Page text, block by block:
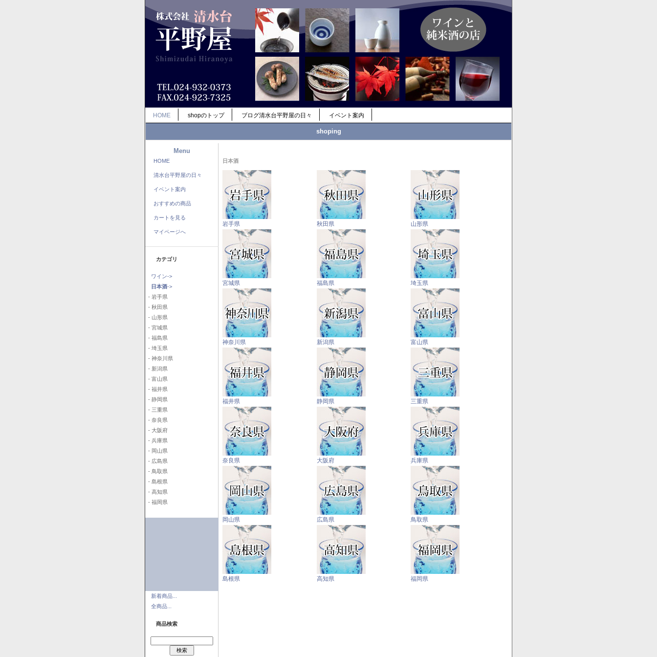
HOME shopのトップ ブログ清水台平野屋の日々 イベント案内
shoping
Menu
HOME
清水台平野屋の日々
イベント案内
おすすめの商品
カートを見る
マイページへ
カテゴリ
ワイン->
日本酒->
- 岩手県
- 秋田県
- 山形県
- 宮城県
- 福島県
- 埼玉県
- 神奈川県
- 新潟県
- 富山県
- 福井県
- 静岡県
- 三重県
- 奈良県
- 大阪府
- 兵庫県
- 岡山県
- 広島県
- 鳥取県
- 島根県
- 高知県
- 福岡県
新着商品...
全商品...
商品検索
日本酒
岩手県 秋田県 山形県
宮城県 福島県 埼玉県
神奈川県 新潟県 富山県
福井県 静岡県 三重県
奈良県 大阪府 兵庫県
岡山県 広島県 鳥取県
島根県 高知県 福岡県